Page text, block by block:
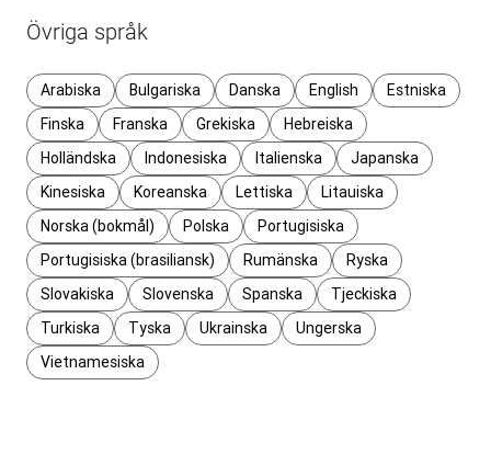
Övriga språk
Arabiska Bulgariska Danska English
Estniska
Finska
Franska Grekiska
Hebreiska
Holländska
Indonesiska Italienska
Japanska
Kinesiska
Koreanska Lettiska
Litauiska
Norska (bokmål)
Polska
Portugisiska
Portugisiska (brasiliansk)
Rumänska
Ryska
Slovakiska
Slovenska Spanska
Tjeckiska
Turkiska
Tyska Ukrainska
Ungerska
Vietnamesiska